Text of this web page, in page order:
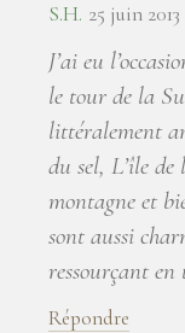
S.H. 25 juin
J’ai eu
le tour de la
littéralement
du sel, L’île
montagne et
sont aussi
ressourçant en
Répondre